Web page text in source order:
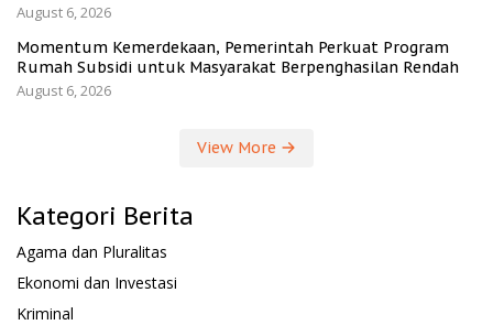
August 6, 2026
Momentum Kemerdekaan, Pemerintah Perkuat Program
Rumah Subsidi untuk Masyarakat Berpenghasilan Rendah
August 6, 2026
View More
Kategori Berita
Agama dan Pluralitas
Ekonomi dan Investasi
Kriminal